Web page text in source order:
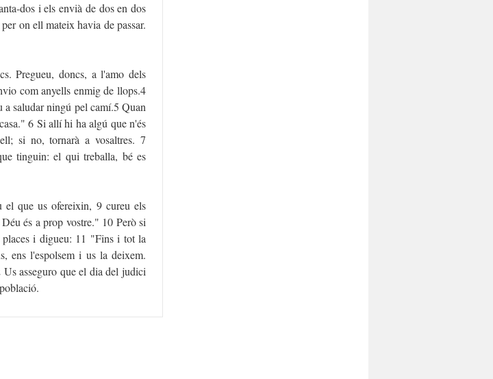
dos i els envià de dos en dos
on ell mateix havia de passar.
Pregueu, doncs, a l'amo dels
com anyells enmig de llops.4
a saludar ningú pel camí.5 Quan
6 Si allí hi ha algú que n'és
si no, tornarà a vosaltres. 7
tinguin: el qui treballa, bé es
el que us ofereixin, 9 cureu els
és a prop vostre." 10 Però si
i digueu: 11 "Fins i tot la
ens l'espolsem i us la deixem.
asseguro que el dia del judici